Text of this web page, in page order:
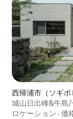
西帰浦市（ソギ
城山日出峰&牛島
デン/中庭/最大4
ロケーション · 価